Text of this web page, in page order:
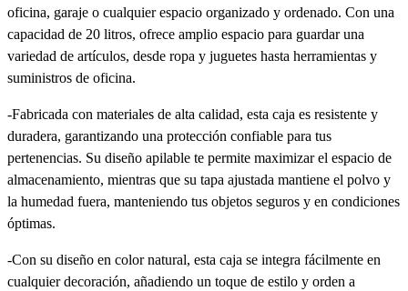
oficina, garaje o cualquier espacio organizado y ordenado. Con una
capacidad de 20 litros, ofrece amplio espacio para guardar una
variedad de artículos, desde ropa y juguetes hasta herramientas y
suministros de oficina.
-Fabricada con materiales de alta calidad, esta caja es resistente y
duradera, garantizando una protección confiable para tus
pertenencias. Su diseño apilable te permite maximizar el espacio de
almacenamiento, mientras que su tapa ajustada mantiene el polvo y
la humedad fuera, manteniendo tus objetos seguros y en condiciones
óptimas.
-Con su diseño en color natural, esta caja se integra fácilmente en
cualquier decoración, añadiendo un toque de estilo y orden a